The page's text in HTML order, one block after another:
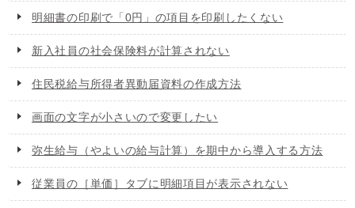
明細書の印刷で「0円」の項目を印刷したくない
新入社員の社会保険料が計算されない
住民税給与所得者異動届資料の作成方法
画面の文字が小さいので変更したい
弥生給与（やよいの給与計算）を期中から導入する方法
従業員の［単価］タブに明細項目が表示されない